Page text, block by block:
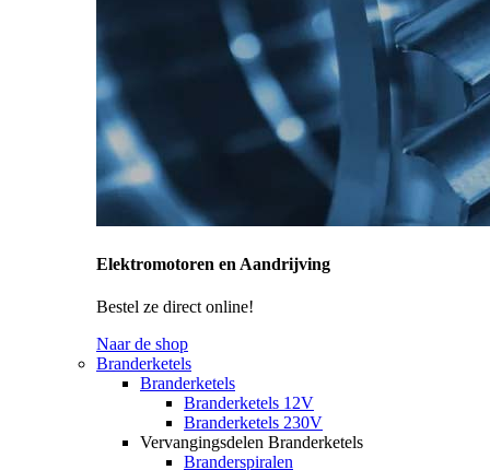
Elektromotoren en Aandrijving
Bestel ze direct online!
Naar de shop
Branderketels
Branderketels
Branderketels 12V
Branderketels 230V
Vervangingsdelen Branderketels
Branderspiralen